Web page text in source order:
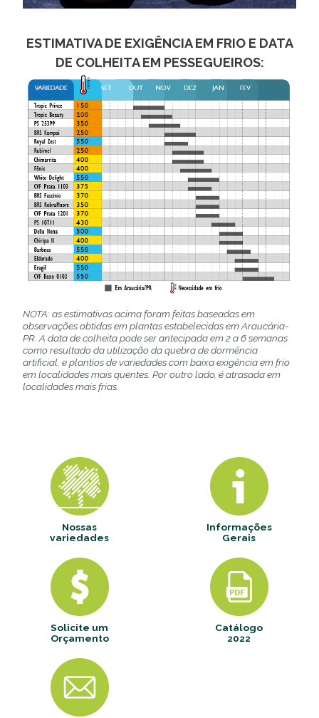
ESTIMATIVA DE EXIGÊNCIA EM FRIO E DATA
DE COLHEITA EM PESSEGUEIROS:
NOTA: as estimativas acima foram feitas baseadas em
observações obtidas em plantas estabelecidas em Araucária-
PR. A data de colheita pode ser antecipada em 2 a 6 semanas
como resultado da utilização da quebra de dormência
artificial, e plantios de variedades com baixa exigência em frio
em localidades mais quentes. Por outro lado, é atrasada em
localidades mais frias.
Nossas
variedades
Informações
Gerais
Solicite um
Orçamento
Catálogo
2022